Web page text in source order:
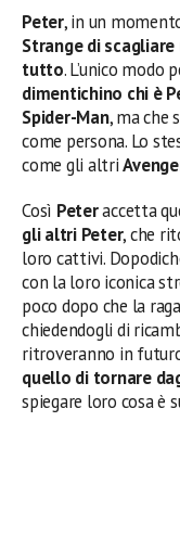
Peter, in un
Strange di
tutto. L’unico modo
dimentichino chi è
Spider-Man, ma che
come persona. Lo
come gli altri
Così Peteraccetta
gli altri Peter, che
loro cattivi.
con la loro iconica
poco dopo che la
chiedendogli di
ritroveranno in
quello di tornare
spiegare loro cosa è